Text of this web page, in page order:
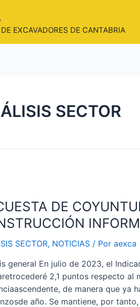
EXCAVADORES DE CANTABRIA
SECTOR
DE
SECTOR, NOTICIAS/ Por aexca
general En julio de 2023, el
2,1 puntos respecto al
de manera que ya
año. Se mantiene, por